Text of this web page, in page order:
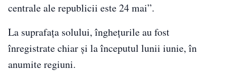
centrale ale republicii este 24 mai”.
La suprafața solului, înghețurile au fost
înregistrate chiar și la începutul lunii iunie, în
anumite regiuni.